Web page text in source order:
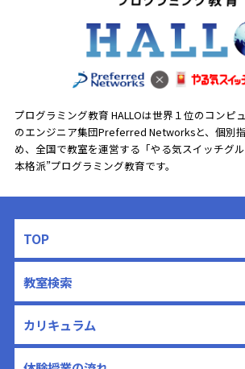
プログラミング教育 HALLOは世界１位のコンピ
のエンジニア集団Preferred Networksと、 個別
め、全国で教室を運営する「やる気スイッチグ
本格派”プログラミング教育です。
TOP
教室検索
カリキュラム